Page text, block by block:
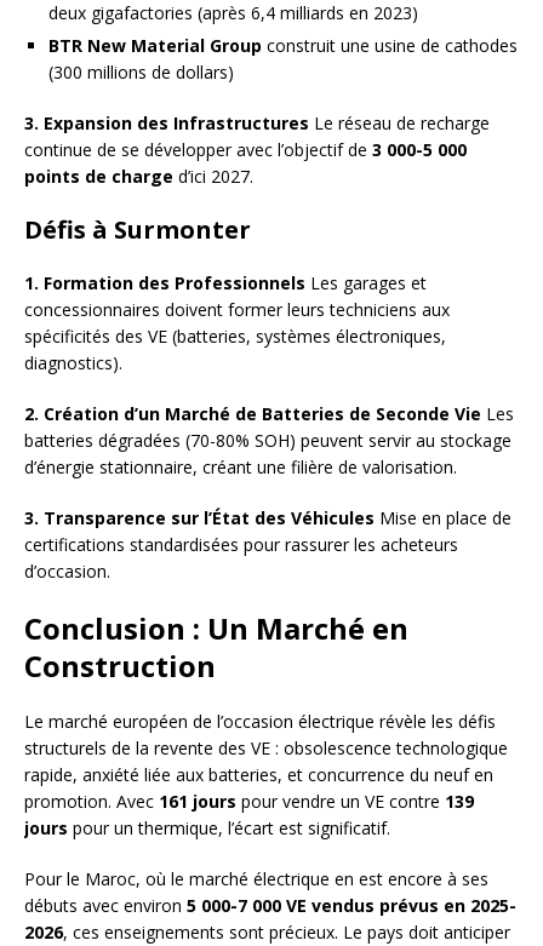
deux gigafactories (après 6,4 milliards en 2023)
BTR New Material Group construit une usine de cathodes
(300 millions de dollars)
3. Expansion des Infrastructures Le réseau de recharge
continue de se développer avec l’objectif de 3 000-5 000
points de charge d’ici 2027.
Défis à Surmonter
1. Formation des Professionnels Les garages et
concessionnaires doivent former leurs techniciens aux
spécificités des VE (batteries, systèmes électroniques,
diagnostics).
2. Création d’un Marché de Batteries de Seconde Vie Les
batteries dégradées (70-80% SOH) peuvent servir au stockage
d’énergie stationnaire, créant une filière de valorisation.
3. Transparence sur l’État des Véhicules Mise en place de
certifications standardisées pour rassurer les acheteurs
d’occasion.
Conclusion : Un Marché en
Construction
Le marché européen de l’occasion électrique révèle les défis
structurels de la revente des VE : obsolescence technologique
rapide, anxiété liée aux batteries, et concurrence du neuf en
promotion. Avec 161 jours pour vendre un VE contre 139
jours pour un thermique, l’écart est significatif.
Pour le Maroc, où le marché électrique en est encore à ses
débuts avec environ 5 000-7 000 VE vendus prévus en 2025-
2026, ces enseignements sont précieux. Le pays doit anticiper